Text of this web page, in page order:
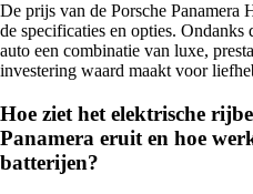
De prijs van de Porsche
de specificaties en opties. Ondanks
auto een combinatie van luxe,
investering waard maakt voor
Hoe ziet het elektrische
Panamera eruit en hoe
batterijen?